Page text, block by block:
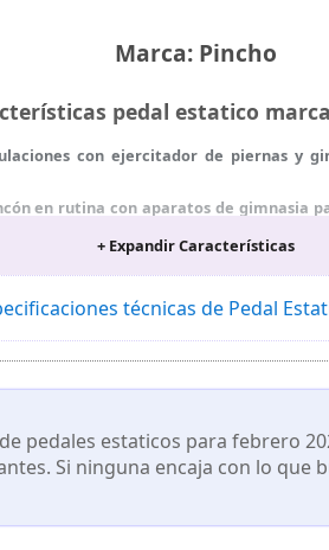
Marca: Pincho
pedal estatico
con ejercitador de piernas y
en rutina con aparatos de
bicicleta estatica y disfruta de bici
en el sofá como bicicleta sentado
cobertura legal de 3 años y
+ Expandir Características
técnicas de Pedal
pedales estaticos para febrero
Si ninguna encaja con lo que